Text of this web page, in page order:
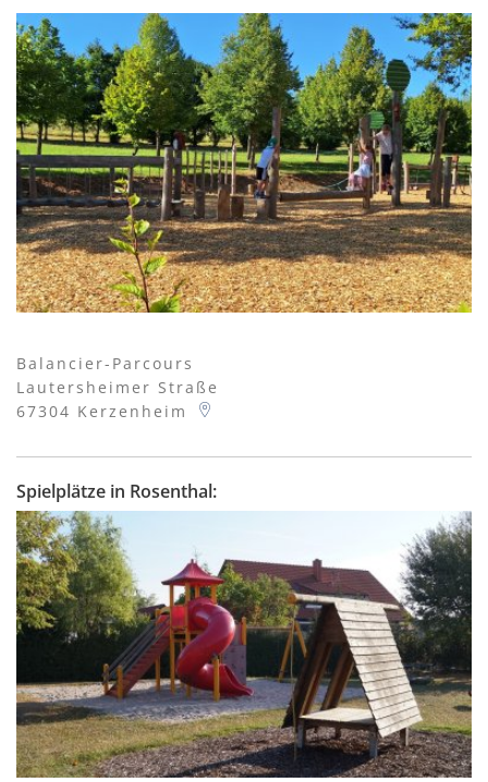
Balancier-Parcours
Lautersheimer Straße
67304 Kerzenheim
Spielplätze in Rosenthal: